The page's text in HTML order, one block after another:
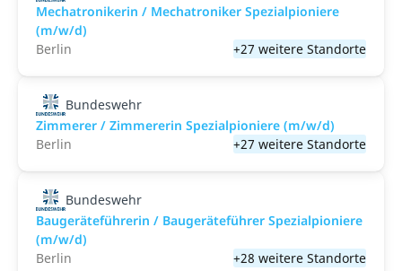
Mechatronikerin / Mechatroniker Spezialpioniere
(m/w/d)
Berlin
+27 weitere Standorte
Bundeswehr
Zimmerer / Zimmererin Spezialpioniere (m/w/d)
Berlin
+27 weitere Standorte
Bundeswehr
Baugeräteführerin / Baugeräteführer Spezialpioniere
(m/w/d)
Berlin
+28 weitere Standorte